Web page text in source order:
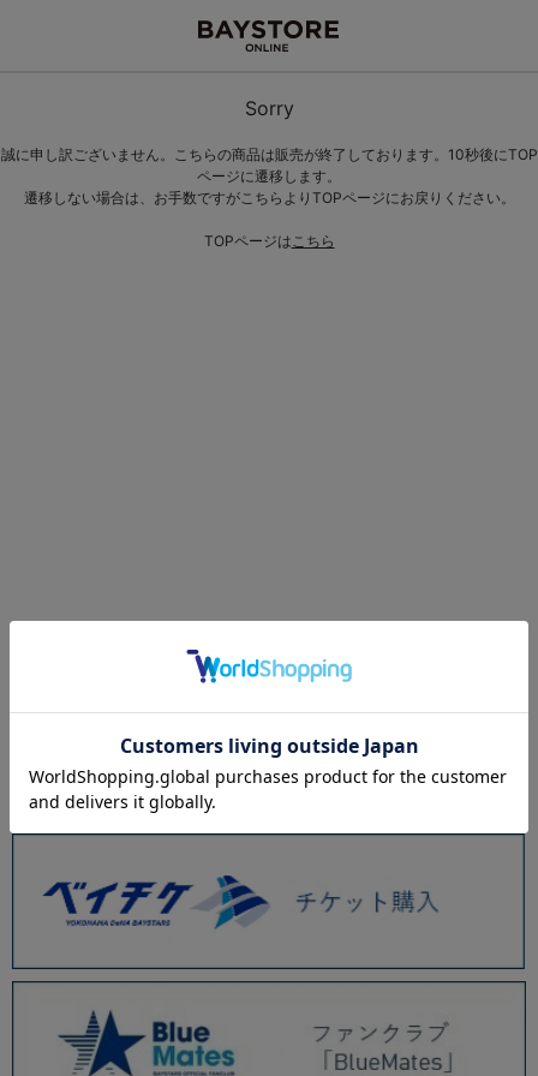
Sorry
誠に申し訳ございません。こちらの商品は販売が終了しております。10秒後にTOP
ページに遷移します。
遷移しない場合は、お手数ですがこちらよりTOPページにお戻りください。
TOPページはこちら